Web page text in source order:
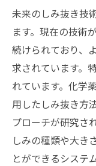
未来のしみ抜き技
ます。現在の技術
続けられており、
求されています。
れています。化学
用したしみ抜き方
プローチが研究さ
しみの種類や大き
とができるシステ